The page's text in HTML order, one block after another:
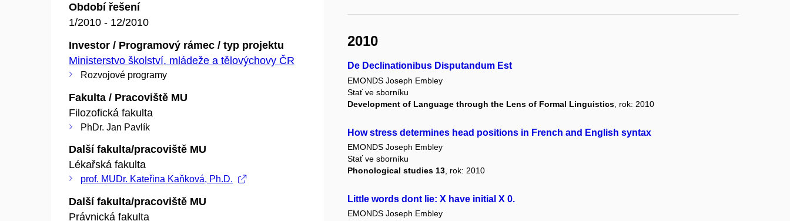
Období řešení
1/2010 - 12/2010
Investor / Programový rámec / typ projektu
Ministerstvo školství, mládeže a tělovýchovy ČR
Rozvojové programy
Fakulta / Pracoviště MU
Filozofická fakulta
PhDr. Jan Pavlík
Další fakulta/pracoviště MU
Lékařská fakulta
prof. MUDr. Kateřina Kaňková, Ph.D.
Další fakulta/pracoviště MU
Právnická fakulta
2010
De Declinationibus Disputandum Est
EMONDS Joseph Embley
Stať ve sborníku
Development of Language through the Lens of Formal Linguistics , rok: 2010
How stress determines head positions in French and English syntax
EMONDS Joseph Embley
Stať ve sborníku
Phonological studies 13 , rok: 2010
Little words dont lie: X have initial X 0.
EMONDS Joseph Embley